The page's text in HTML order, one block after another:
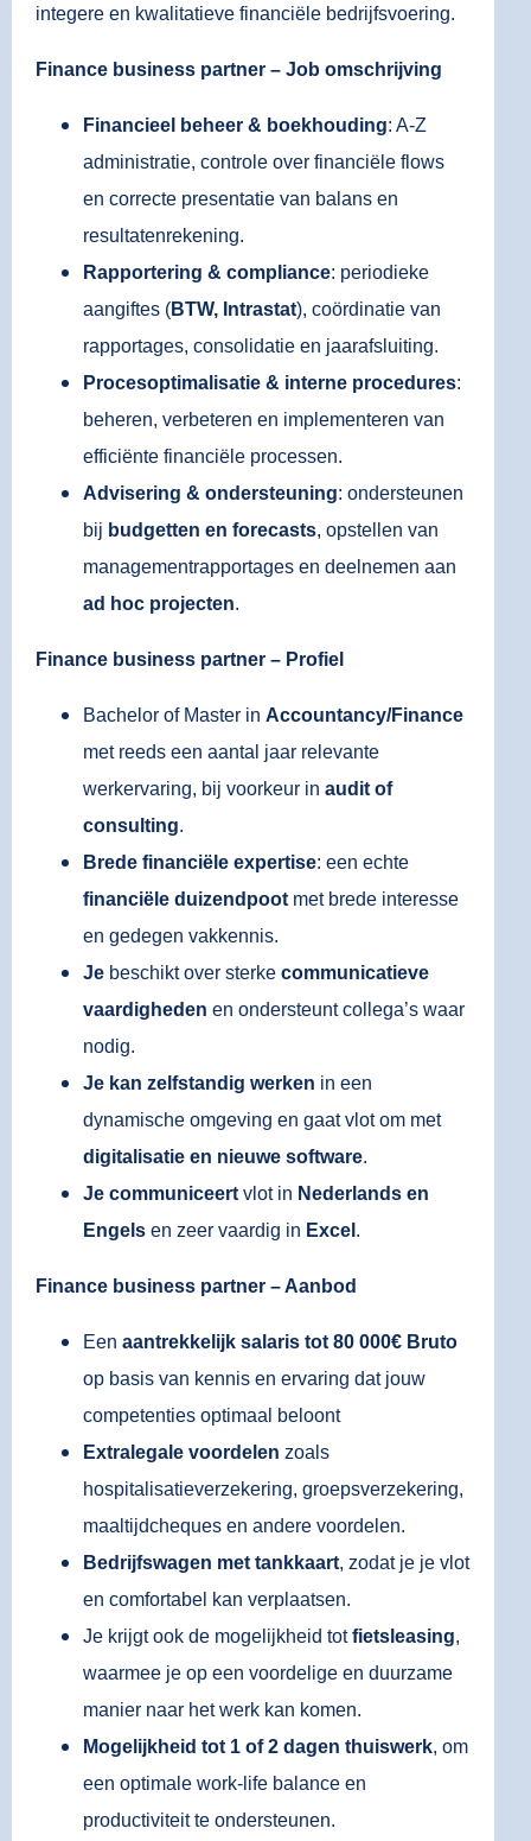
integere en kwalitatieve financiële bedrijfsvoering.
Finance business partner – Job omschrijving
Financieel beheer & boekhouding: A-Z
administratie, controle over financiële flows
en correcte presentatie van balans en
resultatenrekening.
Rapportering & compliance: periodieke
aangiftes (BTW, Intrastat), coördinatie van
rapportages, consolidatie en jaarafsluiting.
Procesoptimalisatie & interne procedures:
beheren, verbeteren en implementeren van
efficiënte financiële processen.
Advisering & ondersteuning: ondersteunen
bij budgetten en forecasts, opstellen van
managementrapportages en deelnemen aan
ad hoc projecten.
Finance business partner – Profiel
Bachelor of Master in Accountancy/Finance
met reeds een aantal jaar relevante
werkervaring, bij voorkeur in audit of
consulting.
Brede financiële expertise: een echte
financiële duizendpoot met brede interesse
en gedegen vakkennis.
Je beschikt over sterke communicatieve
vaardigheden en ondersteunt collega’s waar
nodig.
Je kan zelfstandig werken in een
dynamische omgeving en gaat vlot om met
digitalisatie en nieuwe software.
Je communiceert vlot in Nederlands en
Engels en zeer vaardig in Excel .
Finance business partner – Aanbod
Een aantrekkelijk salaris tot 80 000€ Bruto
op basis van kennis en ervaring dat jouw
competenties optimaal beloont
Extralegale voordelen zoals
hospitalisatieverzekering, groepsverzekering,
maaltijdcheques en andere voordelen.
Bedrijfswagen met tankkaart, zodat je je vlot
en comfortabel kan verplaatsen.
Je krijgt ook de mogelijkheid totfietsleasing,
waarmee je op een voordelige en duurzame
manier naar het werk kan komen.
Mogelijkheid tot 1 of 2 dagen thuiswerk, om
een optimale work-life balance en
productiviteit te ondersteunen.